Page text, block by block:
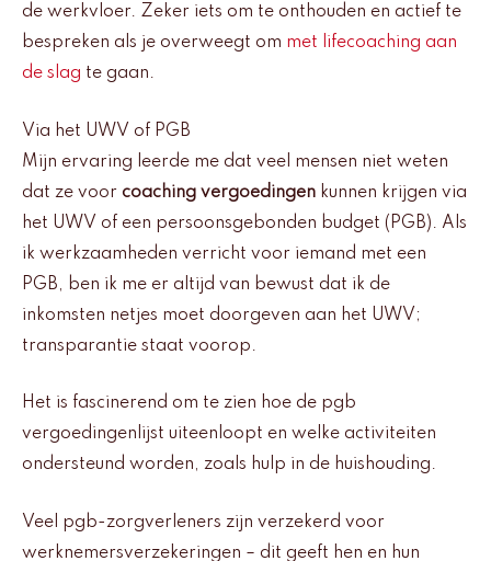
de werkvloer. Zeker iets om te onthouden en actief te
bespreken als je overweegt om met lifecoaching aan
de slag te gaan.
Via het UWV of PGB
Mijn ervaring leerde me dat veel mensen niet weten
dat ze voor coaching vergoedingen kunnen krijgen via
het UWV of een persoonsgebonden budget (PGB). Als
ik werkzaamheden verricht voor iemand met een
PGB, ben ik me er altijd van bewust dat ik de
inkomsten netjes moet doorgeven aan het UWV;
transparantie staat voorop.
Het is fascinerend om te zien hoe de pgb
vergoedingenlijst uiteenloopt en welke activiteiten
ondersteund worden, zoals hulp in de huishouding.
Veel pgb-zorgverleners zijn verzekerd voor
werknemersverzekeringen – dit geeft hen en hun